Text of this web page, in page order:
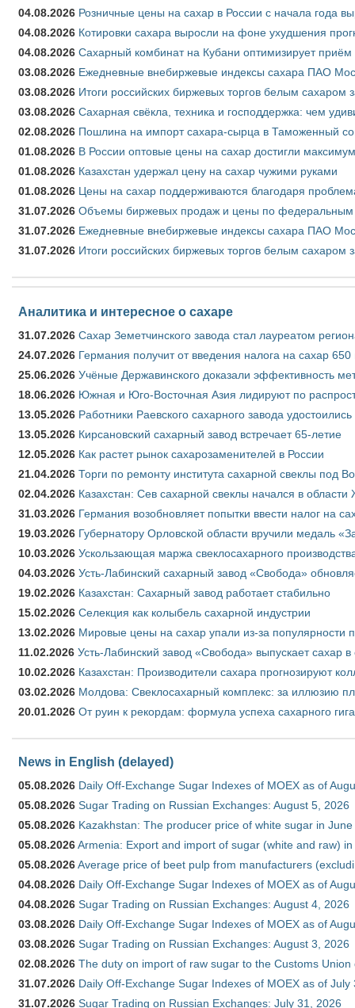
04.08.2026 Розничные цены на сахар в России с начала года
04.08.2026 Котировки сахара выросли на фоне ухудшения
04.08.2026 Сахарный комбинат на Кубани оптимизирует приём
03.08.2026 Ежедневные внебиржевые индексы сахара ПАО
03.08.2026 Итоги российских биржевых торгов белым сахаром
03.08.2026 Сахарная свёкла, техника и господдержка: чем
02.08.2026 Пошлина на импорт сахара-сырца в Таможенный
01.08.2026 В России оптовые цены на сахар достигли
01.08.2026 Казахстан удержал цену на сахар чужими руками
01.08.2026 Цены на сахар поддерживаются благодаря
31.07.2026 Объемы биржевых продаж и цены по федеральным
31.07.2026 Ежедневные внебиржевые индексы сахара ПАО
31.07.2026 Итоги российских биржевых торгов белым сахаром
Аналитика и интересное о сахаре
31.07.2026 Сахар Земетчинского завода стал лауреатом
24.07.2026 Германия получит от введения налога на сахар
25.06.2026 Учёные Державинского доказали эффективность
18.06.2026 Южная и Юго-Восточная Азия лидируют по
13.05.2026 Работники Раевского сахарного завода удостоились
13.05.2026 Кирсановский сахарный завод встречает 65-летие
12.05.2026 Как растет рынок сахарозаменителей в России
21.04.2026 Торги по ремонту института сахарной свеклы под
02.04.2026 Казахстан: Сев сахарной свеклы начался в области
31.03.2026 Германия возобновляет попытки ввести налог на
19.03.2026 Губернатору Орловской области вручили медаль
10.03.2026 Ускользающая маржа свеклосахарного
04.03.2026 Усть-Лабинский сахарный завод «Свобода»
19.02.2026 Казахстан: Сахарный завод работает стабильно
15.02.2026 Селекция как колыбель сахарной индустрии
13.02.2026 Мировые цены на сахар упали из-за популярности
11.02.2026 Усть-Лабинский завод «Свобода» выпускает сахар в
10.02.2026 Казахстан: Производители сахара прогнозируют
03.02.2026 Молдова: Свеклосахарный комплекс: за иллюзию
20.01.2026 От руин к рекордам: формула успеха сахарного
News in English (delayed)
05.08.2026 Daily Off-Exchange Sugar Indexes of MOEX as of
05.08.2026 Sugar Trading on Russian Exchanges: August 5, 2026
05.08.2026 Kazakhstan: The producer price of white sugar in
05.08.2026Armenia: Export and import of sugar (white and raw)
05.08.2026Average price of beet pulp from manufacturers
04.08.2026 Daily Off-Exchange Sugar Indexes of MOEX as of
04.08.2026 Sugar Trading on Russian Exchanges: August 4, 2026
03.08.2026 Daily Off-Exchange Sugar Indexes of MOEX as of
03.08.2026 Sugar Trading on Russian Exchanges: August 3, 2026
02.08.2026 The duty on import of raw sugar to the Customs
31.07.2026 Daily Off-Exchange Sugar Indexes of MOEX as of July
31.07.2026 Sugar Trading on Russian Exchanges: July 31, 2026